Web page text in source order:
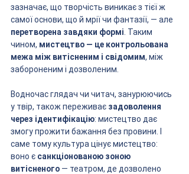
зазначає, що творчість виникає з тієї ж
самої основи, що й мрії чи фантазії, — але
перетворена завдяки формі . Таким
чином, мистецтво — це контрольована
межа між витісненим і свідомим, між
забороненим і дозволеним.
Водночас глядач чи читач, занурюючись
у твір, також переживає задоволення
через ідентифікацію: мистецтво дає
змогу прожити бажання без провини. І
саме тому культура цінує мистецтво:
воно є санкціонованою зоною
витісненого — театром, де дозволено